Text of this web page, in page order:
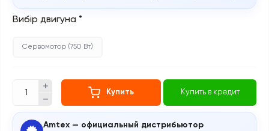
Вибір двигуна *
Сервомотор (750 Вт)
Купить Купить в кредит
Amtex — официальный дистрибьютор